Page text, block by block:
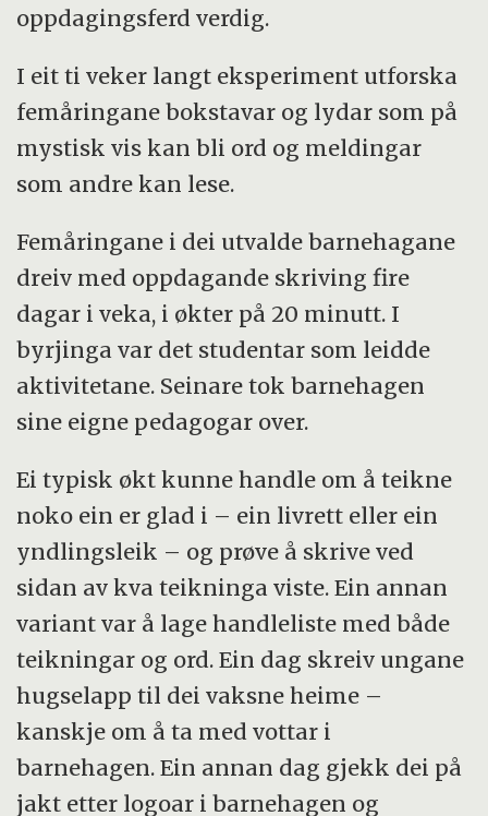
oppdagingsferd verdig.
I eit ti veker langt eksperiment utforska
femåringane bokstavar og lydar som på
mystisk vis kan bli ord og meldingar
som andre kan lese.
Femåringane i dei utvalde barnehagane
dreiv med oppdagande skriving fire
dagar i veka, i økter på 20 minutt. I
byrjinga var det studentar som leidde
aktivitetane. Seinare tok barnehagen
sine eigne pedagogar over.
Ei typisk økt kunne handle om å teikne
noko ein er glad i – ein livrett eller ein
yndlingsleik – og prøve å skrive ved
sidan av kva teikninga viste. Ein annan
variant var å lage handleliste med både
teikningar og ord. Ein dag skreiv ungane
hugselapp til dei vaksne heime –
kanskje om å ta med vottar i
barnehagen. Ein annan dag gjekk dei på
jakt etter logoar i barnehagen og